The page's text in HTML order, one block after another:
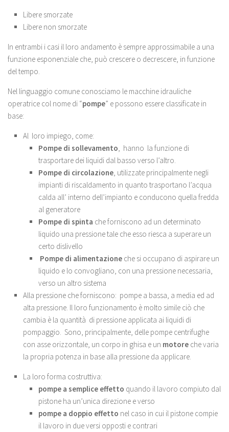
Libere smorzate
Libere non smorzate
In entrambi i casi il loro andamento è sempre approssimabile a una
funzione esponenziale che, può crescere o decrescere, in funzione
del tempo.
Nel linguaggio comune conosciamo le macchine idrauliche
operatrice col nome di “pompe” e possono essere classificate in
base:
Al loro impiego, come:
Pompe di sollevamento , hanno la funzione di
trasportare dei liquidi dal basso verso l’altro.
Pompe di circolazione , utilizzate principalmente negli
impianti di riscaldamento in quanto trasportano l’acqua
calda all’ interno dell’impianto e conducono quella fredda
al generatore
Pompe di spinta che forniscono ad un determinato
liquido una pressione tale che esso riesca a superare un
certo dislivello
Pompe di alimentazione che si occupano di aspirare un
liquido e lo convogliano, con una pressione necessaria,
verso un altro sistema
Alla pressione che forniscono: pompe a bassa, a media ed ad
alta pressione. Il loro funzionamento è molto simile ciò che
cambia è la quantità di pressione applicata ai liquidi di
pompaggio. Sono, principalmente, delle pompe centrifughe
con asse orizzontale, un corpo in ghisa e un motore che varia
la propria potenza in base alla pressione da applicare.
La loro forma costruttiva:
pompe a semplice effetto quando il lavoro compiuto dal
pistone ha un’unica direzione e verso
pompe a doppio effetto nel caso in cui il pistone compie
il lavoro in due versi opposti e contrari